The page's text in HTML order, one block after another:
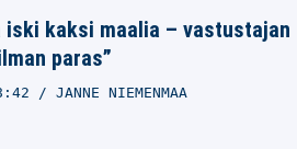
kaksi maalia – vastustajan
paras”
JANNE NIEMENMAA